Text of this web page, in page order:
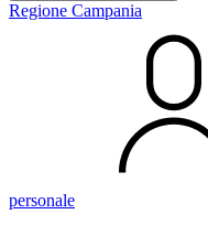
Regione Campania
personale